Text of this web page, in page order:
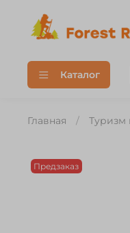
Каталог
Главная Туризм
Предзаказ